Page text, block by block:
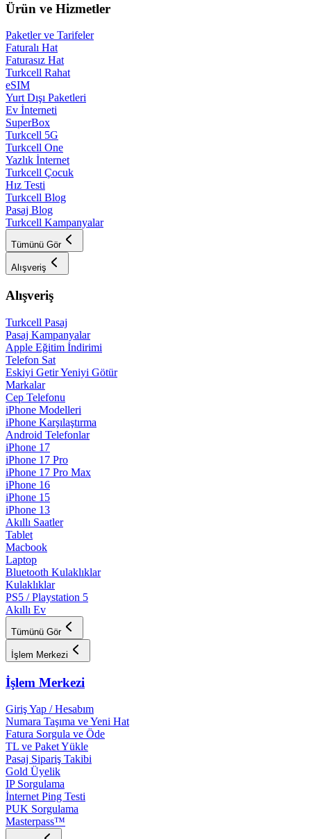
Ürün ve Hizmetler
Paketler ve Tarifeler
Faturalı Hat
Faturasız Hat
Turkcell Rahat
eSIM
Yurt Dışı Paketleri
Ev İnterneti
SuperBox
Turkcell 5G
Turkcell One
Yazlık İnternet
Turkcell Çocuk
Hız Testi
Turkcell Blog
Pasaj Blog
Turkcell Kampanyalar
Tümünü Gör
Alışveriş
Alışveriş
Turkcell Pasaj
Pasaj Kampanyalar
Apple Eğitim İndirimi
Telefon Sat
Eskiyi Getir Yeniyi Götür
Markalar
Cep Telefonu
iPhone Modelleri
iPhone Karşılaştırma
Android Telefonlar
iPhone 17
iPhone 17 Pro
iPhone 17 Pro Max
iPhone 16
iPhone 15
iPhone 13
Akıllı Saatler
Tablet
Macbook
Laptop
Bluetooth Kulaklıklar
Kulaklıklar
PS5 / Playstation 5
Akıllı Ev
Tümünü Gör
İşlem Merkezi
İşlem Merkezi
Giriş Yap / Hesabım
Numara Taşıma ve Yeni Hat
Fatura Sorgula ve Öde
TL ve Paket Yükle
Pasaj Sipariş Takibi
Gold Üyelik
IP Sorgulama
İnternet Ping Testi
PUK Sorgulama
Masterpass™